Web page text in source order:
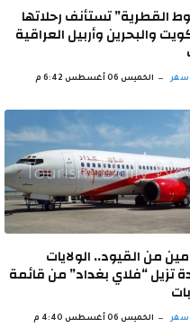
القطرية” تستأنف رحلاتها
والبحرين وأربيل العراقية
الخميس 06 أغسطس 6:42 م
من القيود.. الولايات
تزيل “فلاي بغداد” من قائمة
الخميس 06 أغسطس 4:40 م